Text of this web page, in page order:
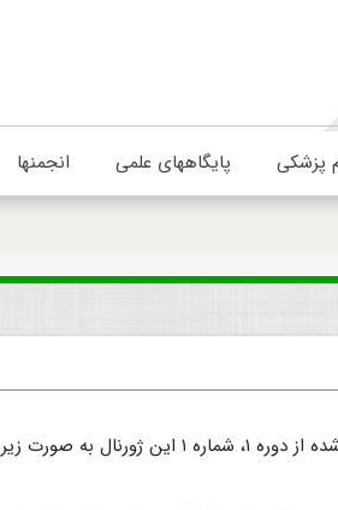
پزشکی پایگاههای علمی انجمنها
لیست و عناوین مقالات نمایه شده از دوره ۱، شماره ۱ این ژورنال به صورت زیر